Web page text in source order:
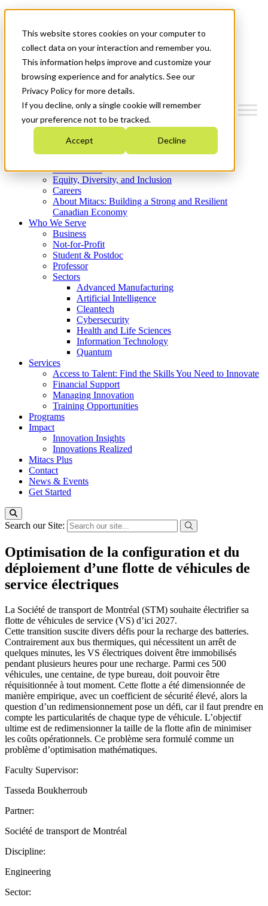
This website stores cookies on your computer to
collect data on your interaction and remember you.
This information helps improve and customize your
browsing experience and for analytics. See our
Privacy Policy for more details.
If you decline, only a single cookie will remember
your preference not to be tracked.
Accept Decline
News & Events
Get Started
Menu
Who We Are
Strategic Plan 2026-2030
What We Do
Equity, Diversity, and Inclusion
Careers
About Mitacs: Building a Strong and Resilient
Canadian Economy
Who We Serve
Business
Not-for-Profit
Student & Postdoc
Professor
Sectors
Advanced Manufacturing
Artificial Intelligence
Cleantech
Cybersecurity
Health and Life Sciences
Information Technology
Quantum
Services
Access to Talent: Find the Skills You Need to Innovate
Financial Support
Managing Innovation
Training Opportunities
Programs
Impact
Innovation Insights
Innovations Realized
Mitacs Plus
Contact
News & Events
Get Started
Search our Site:
Optimisation de la configuration et du
déploiement d’une flotte de véhicules de
service électriques
La Société de transport de Montréal (STM) souhaite électrifier sa
flotte de véhicules de service (VS) d’ici 2027.
Cette transition suscite divers défis pour la recharge des batteries.
Contrairement aux bus thermiques, qui nécessitent un arrêt de
quelques minutes, les VS électriques doivent être immobilisés
pendant plusieurs heures pour une recharge. Parmi ces 500
véhicules, une centaine, de type bureau, doit pouvoir être
réquisitionnée à tout moment. Cette flotte a été dimensionnée de
manière empirique, avec un coefficient de sécurité élevé, alors la
question d’un redimensionnement pose un défi, car il faut prendre en
compte les particularités de chaque type de véhicule. L’objectif
ultime est de redimensionner la taille de la flotte afin de minimiser
les coûts opérationnels. Ce problème sera formulé comme un
problème d’optimisation mathématiques.
Faculty Supervisor:
Tasseda Boukherroub
Partner:
Société de transport de Montréal
Discipline:
Engineering
Sector: